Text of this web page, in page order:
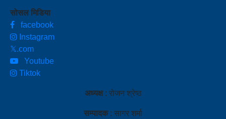
सोसल मिडिया
facebook
Instagram
𝕏.com
Youtube
Tiktok
अध्यक्ष: रोजन श्रेष्ठ
सम्पादक: सागर शर्मा